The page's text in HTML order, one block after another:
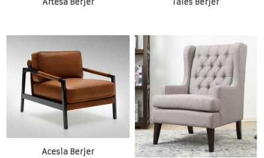
Artesa Berjer Tales Berjer
Acesla Berjer